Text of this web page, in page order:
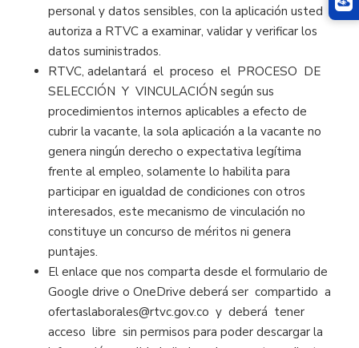
personal y datos sensibles, con la aplicación usted
autoriza a RTVC a examinar, validar y verificar los
datos suministrados.
RTVC, adelantará el proceso el PROCESO DE
SELECCIÓN Y VINCULACIÓN según sus
procedimientos internos aplicables a efecto de
cubrir la vacante, la sola aplicación a la vacante no
genera ningún derecho o expectativa legítima
frente al empleo, solamente lo habilita para
participar en igualdad de condiciones con otros
interesados, este mecanismo de vinculación no
constituye un concurso de méritos ni genera
puntajes.
El enlace que nos comparta desde el formulario de
Google drive o OneDrive deberá ser compartido a
ofertaslaborales@rtvc.gov.co y deberá tener
acceso libre sin permisos para poder descargar la